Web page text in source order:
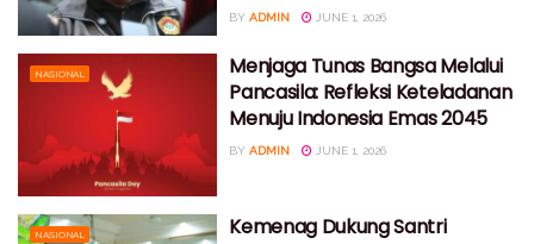
BY ADMIN JUNE 1, 2026
NASIONAL
Menjaga Tunas Bangsa Melalui
Pancasila: Refleksi Keteladanan
Menuju Indonesia Emas 2045
BY ADMIN JUNE 1, 2026
NASIONAL
Kemenag Dukung Santri